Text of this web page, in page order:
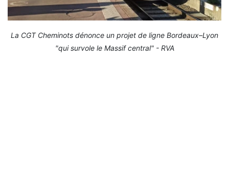
La CGT Cheminots dénonce un projet de ligne Bordeaux–Lyon
"qui survole le Massif central" - RVA